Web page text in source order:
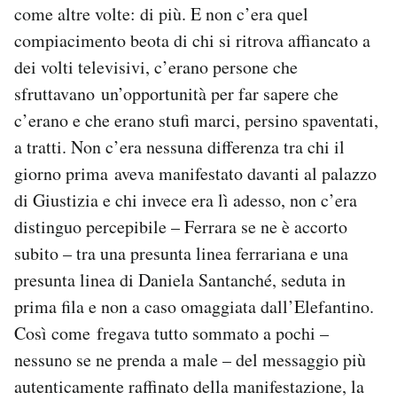
come altre volte: di più. E non c’era quel
compiacimento beota di chi si ritrova affiancato a
dei volti televisivi, c’erano persone che
sfruttavano un’opportunità per far sapere che
c’erano e che erano stufi marci, persino spaventati,
a tratti. Non c’era nessuna differenza tra chi il
giorno prima aveva manifestato davanti al palazzo
di Giustizia e chi invece era lì adesso, non c’era
distinguo percepibile – Ferrara se ne è accorto
subito – tra una presunta linea ferrariana e una
presunta linea di Daniela Santanché, seduta in
prima fila e non a caso omaggiata dall’Elefantino.
Così come fregava tutto sommato a pochi –
nessuno se ne prenda a male – del messaggio più
autenticamente raffinato della manifestazione, la